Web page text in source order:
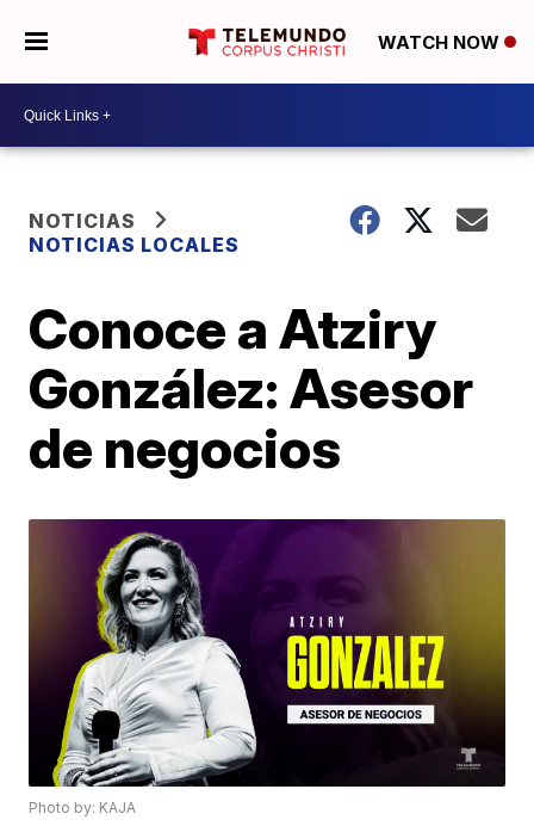
WATCH NOW
NOTICIAS
NOTICIAS LOCALES
Conoce a Atziry
González: Asesor
de negocios
Photo by: KAJA